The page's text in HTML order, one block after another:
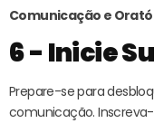
Comunicação e
6 - Inicie
Prepare-se para
comunicação.